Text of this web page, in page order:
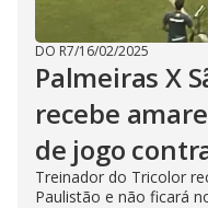
DO R7/16/02/2025
Palmeiras X
recebe
de jogo
Treinador do Tricolor
Paulistão e não ficará